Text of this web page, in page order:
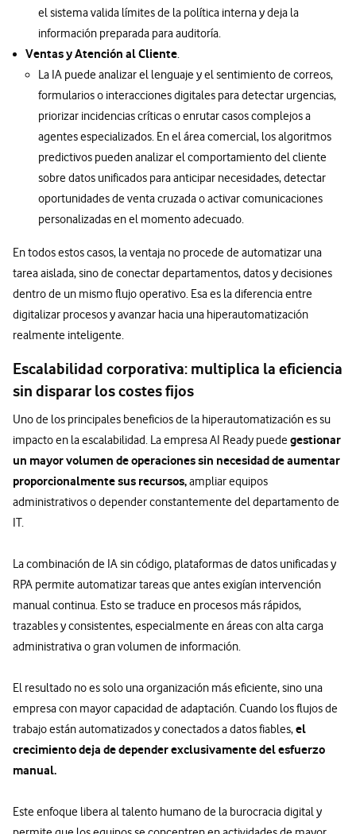
el sistema valida límites de la política interna y deja la
información preparada para auditoría.
Ventas y Atención al Cliente.
La IA puede analizar el lenguaje y el sentimiento de correos,
formularios o interacciones digitales para detectar urgencias,
priorizar incidencias críticas o enrutar casos complejos a
agentes especializados. En el área comercial, los algoritmos
predictivos pueden analizar el comportamiento del cliente
sobre datos unificados para anticipar necesidades, detectar
oportunidades de venta cruzada o activar comunicaciones
personalizadas en el momento adecuado.
En todos estos casos, la ventaja no procede de automatizar una
tarea aislada, sino de conectar departamentos, datos y decisiones
dentro de un mismo flujo operativo. Esa es la diferencia entre
digitalizar procesos y avanzar hacia una hiperautomatización
realmente inteligente.
Escalabilidad corporativa: multiplica la eficiencia
sin disparar los costes fijos
Uno de los principales beneficios de la hiperautomatización es su
impacto en la escalabilidad. La empresa AI Ready puedegestionar
un mayor volumen de operaciones sin necesidad de aumentar
proporcionalmente sus recursos,ampliar equipos
administrativos o depender constantemente del departamento de
IT.
La combinación de IA sin código, plataformas de datos unificadas y
RPA permite automatizar tareas que antes exigían intervención
manual continua. Esto se traduce en procesos más rápidos,
trazables y consistentes, especialmente en áreas con alta carga
administrativa o gran volumen de información.
El resultado no es solo una organización más eficiente, sino una
empresa con mayor capacidad de adaptación. Cuando los flujos de
trabajo están automatizados y conectados a datos fiables,el
crecimiento deja de depender exclusivamente del esfuerzo
manual.
Este enfoque libera al talento humano de la burocracia digital y